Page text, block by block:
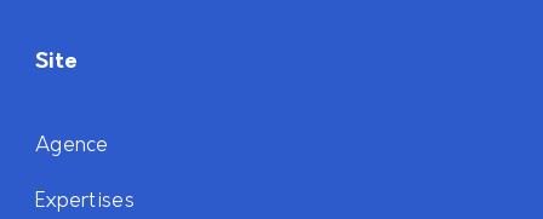
Site
Agence
Expertises